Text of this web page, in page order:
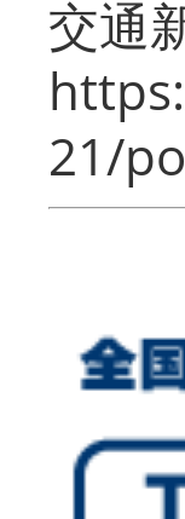
交通
21/